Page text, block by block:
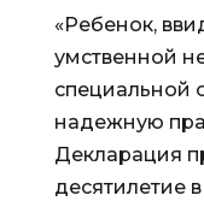
«Ребенок,
умственной
специальной
надежную
Декларация
десятилетие